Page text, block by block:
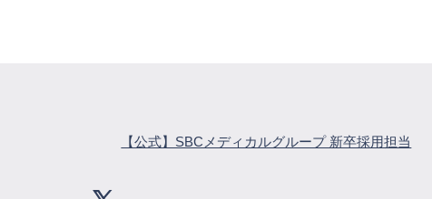
【公式】SBCメディカルグループ 新卒採用担当